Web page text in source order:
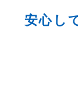
安心し